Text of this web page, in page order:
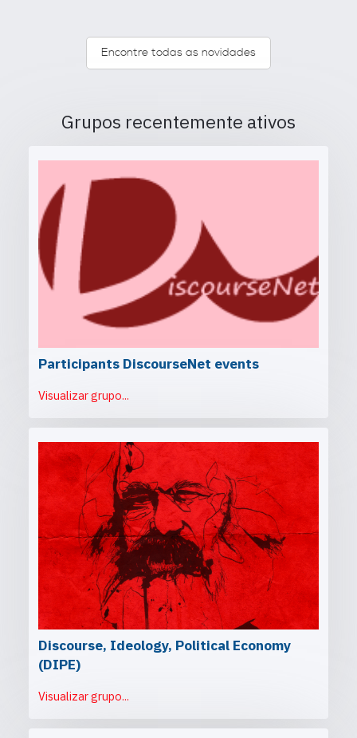
Encontre todas as novidades
Grupos recentemente ativos
Participants DiscourseNet events
Visualizar grupo...
Discourse, Ideology, Political Economy
(DIPE)
Visualizar grupo...